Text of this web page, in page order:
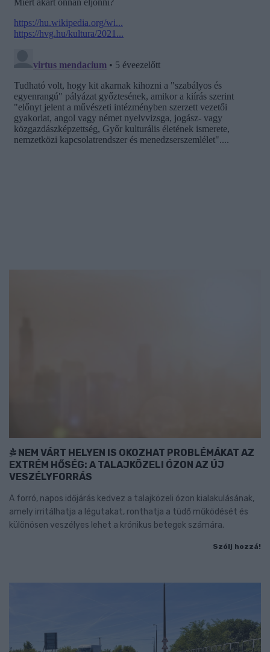
NEM VÁRT HELYEN IS OKOZHAT PROBLÉMÁKAT AZ
EXTRÉM HŐSÉG: A TALAJKÖZELI ÓZON AZ ÚJ
VESZÉLYFORRÁS
A forró, napos időjárás kedvez a talajközeli ózon kialakulásának,
amely irritálhatja a légutakat, ronthatja a tüdő működését és
különösen veszélyes lehet a krónikus betegek számára.
Szólj hozzá!